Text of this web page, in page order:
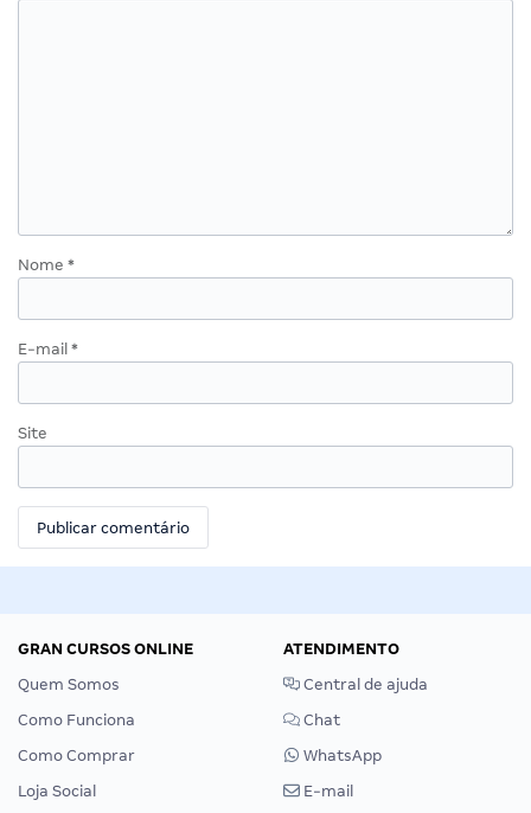
Nome *
E-mail *
Site
GRAN CURSOS ONLINE
Quem Somos
Como Funciona
Como Comprar
Loja Social
ATENDIMENTO
Central de ajuda
Chat
WhatsApp
E-mail